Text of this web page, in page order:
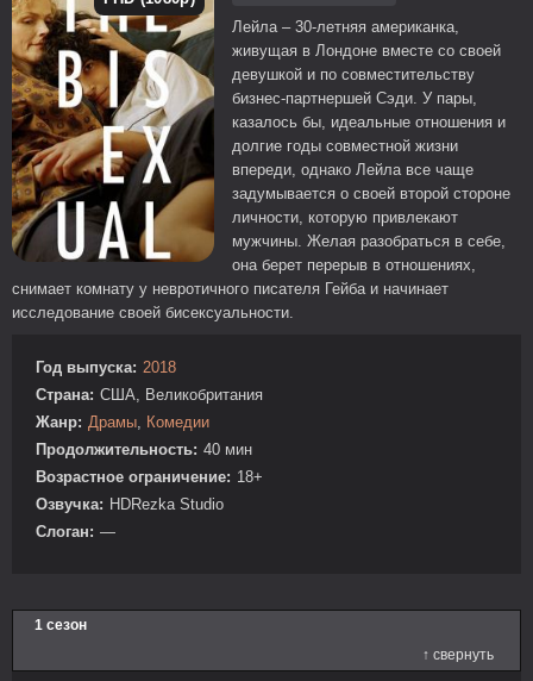
Лейла – 30-летняя американка,
живущая в Лондоне вместе со своей
девушкой и по совместительству
бизнес-партнершей Сэди. У пары,
казалось бы, идеальные отношения и
долгие годы совместной жизни
впереди, однако Лейла все чаще
задумывается о своей второй стороне
личности, которую привлекают
мужчины. Желая разобраться в себе,
она берет перерыв в отношениях,
снимает комнату у невротичного писателя Гейба и начинает
исследование своей бисексуальности.
Год выпуска: 2018
Страна: США, Великобритания
Жанр: Драмы, Комедии
Продолжительность: 40 мин
Возрастное ограничение: 18+
Озвучка: HDRezka Studio
Слоган: —
1 сезон
↑ свернуть